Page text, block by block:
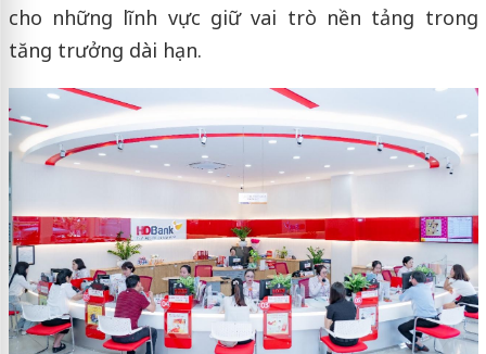
cho những lĩnh vực giữ vai trò nền tảng trong
tăng trưởng dài hạn.